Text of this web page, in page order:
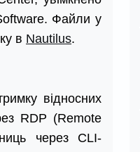
Файли у
в Nautilus.
відносних
RDP (Remote
через CLI-